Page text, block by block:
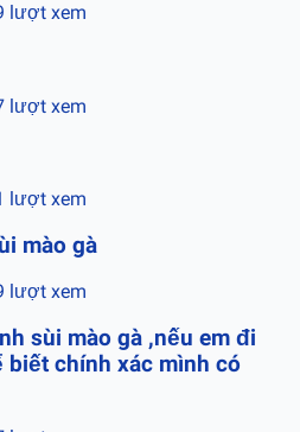
lượt xem
lượt xem
lượt xem
mào gà
lượt xem
sùi mào gà ,nếu em đi
biết chính xác mình có